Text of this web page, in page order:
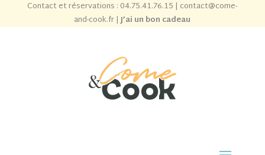
Contact et réservations : 04.75.41.76.15 | contact@come-
and-cook.fr|J’ai un bon cadeau